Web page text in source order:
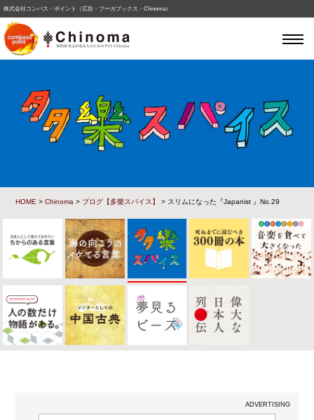
株式会社コンパス・ポイント（広告・フーガブックス・Chinoma）
HOME >Chinoma > ブログ【多樂スパイス】 > スリムになった『Japanist 』No.29
ADVERTISING